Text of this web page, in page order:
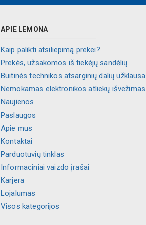
APIE LEMONA
Kaip palikti atsiliepimą prekei?
Prekės, užsakomos iš tiekėjų sandėlių
Buitinės technikos atsarginių dalių užklausa
Nemokamas elektronikos atliekų išvežimas
Naujienos
Paslaugos
Apie mus
Kontaktai
Parduotuvių tinklas
Informaciniai vaizdo įrašai
Karjera
Lojalumas
Visos kategorijos